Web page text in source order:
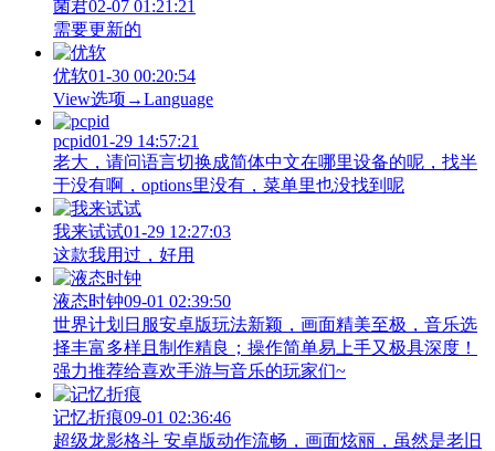
菌君02-07 01:21:21
需要更新的
优软01-30 00:20:54
View‌选项→Language
pcpid01-29 14:57:21
老大，请问语言切换成简体中文在哪里设备的呢，找半
于没有啊，options里没有，菜单里也没找到呢
我来试试01-29 12:27:03
这款我用过，好用
液态时钟09-01 02:39:50
世界计划日服安卓版玩法新颖，画面精美至极，音乐选
择丰富多样且制作精良；操作简单易上手又极具深度！
强力推荐给喜欢手游与音乐的玩家们~
记忆折痕09-01 02:36:46
超级龙影格斗 安卓版动作流畅，画面炫丽，虽然是老旧